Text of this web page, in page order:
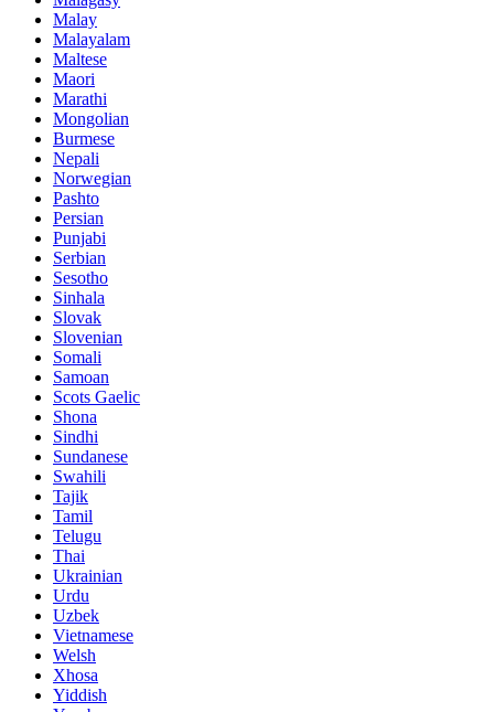
Malay
Malayalam
Maltese
Maori
Marathi
Mongolian
Burmese
Nepali
Norwegian
Pashto
Persian
Punjabi
Serbian
Sesotho
Sinhala
Slovak
Slovenian
Somali
Samoan
Scots Gaelic
Shona
Sindhi
Sundanese
Swahili
Tajik
Tamil
Telugu
Thai
Ukrainian
Urdu
Uzbek
Vietnamese
Welsh
Xhosa
Yiddish